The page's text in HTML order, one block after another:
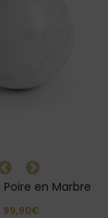
en Marbre
99,90€